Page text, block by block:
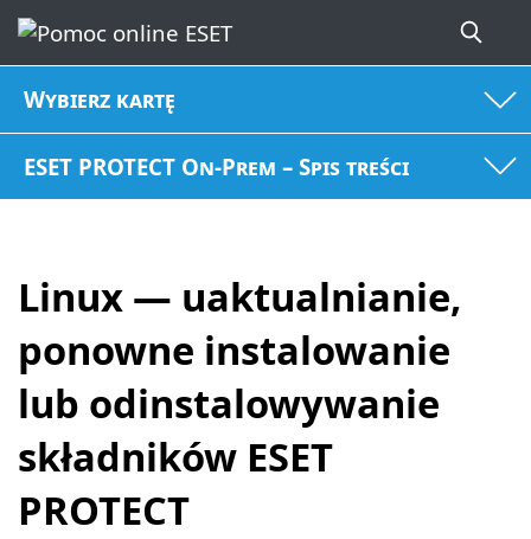
Wybierz kartę
ESET PROTECT On-Prem – Spis treści
Linux — uaktualnianie,
ponowne instalowanie
lub odinstalowywanie
składników ESET
PROTECT